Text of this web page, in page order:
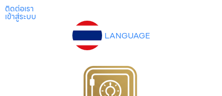
ติดต่อเรา
เข้าสู่ระบบ
LANGUAGE